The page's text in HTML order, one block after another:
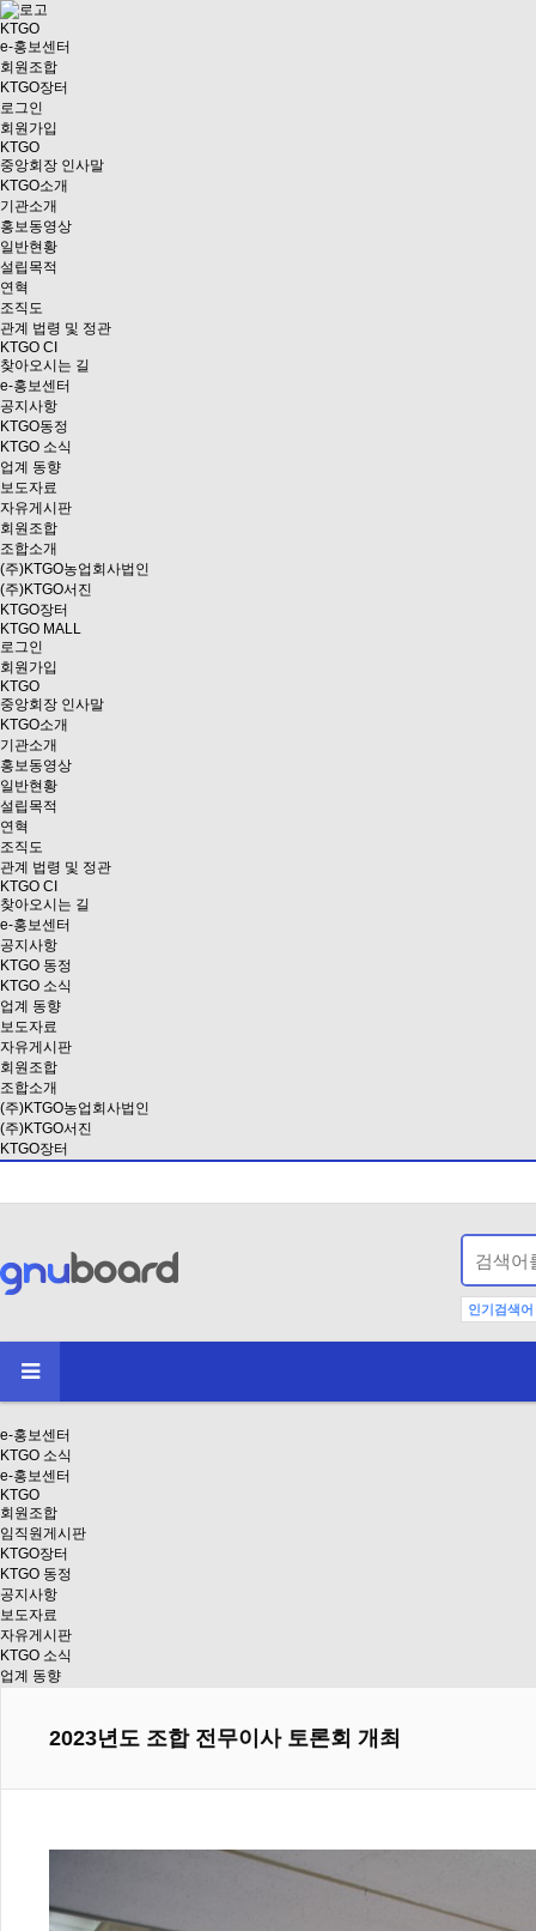
KTGO
e-홍보센터
회원조합
KTGO장터
로그인
회원가입
KTGO
중앙회장 인사말
KTGO소개
기관소개
홍보동영상
일반현황
설립목적
연혁
조직도
관계 법령 및 정관
KTGO CI
찾아오시는 길
e-홍보센터
공지사항
KTGO동정
KTGO 소식
업계 동향
보도자료
자유게시판
회원조합
조합소개
(주)KTGO농업회사법인
(주)KTGO서진
KTGO장터
KTGO MALL
로그인
회원가입
KTGO
중앙회장 인사말
KTGO소개
기관소개
홍보동영상
일반현황
설립목적
연혁
조직도
관계 법령 및 정관
KTGO CI
찾아오시는 길
e-홍보센터
공지사항
KTGO 동정
KTGO 소식
업계 동향
보도자료
자유게시판
회원조합
조합소개
(주)KTGO농업회사법인
(주)KTGO서진
KTGO장터
인기검색어
e-홍보센터
KTGO 소식
e-홍보센터
KTGO
회원조합
임직원게시판
KTGO장터
KTGO 동정
공지사항
보도자료
자유게시판
KTGO 소식
업계 동향
2023년도 조합 전무이사 토론회 개최